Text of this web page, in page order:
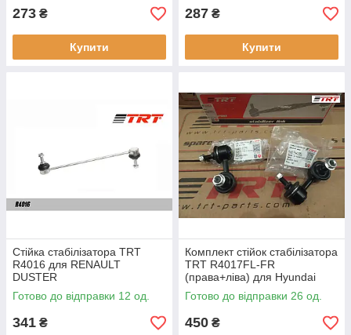
273 ₴
Купити
287 ₴
Купити
Стійка стабілізатора TRT
R4016 для RENAULT
DUSTER
Готово до відправки 12 од.
341 ₴
Комплект стійок стабілізатора
TRT R4017FL-FR
(права+ліва) для Hyundai
ACCENT, MATRIX, EXCEL,
LAVITA, VERNA
Готово до відправки 26 од.
450 ₴